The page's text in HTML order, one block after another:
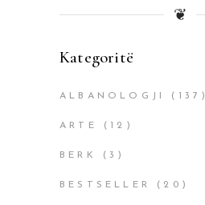
❦
Kategoritë
ALBANOLOGJI (137)
ARTE (12)
BERK (3)
BESTSELLER (20)